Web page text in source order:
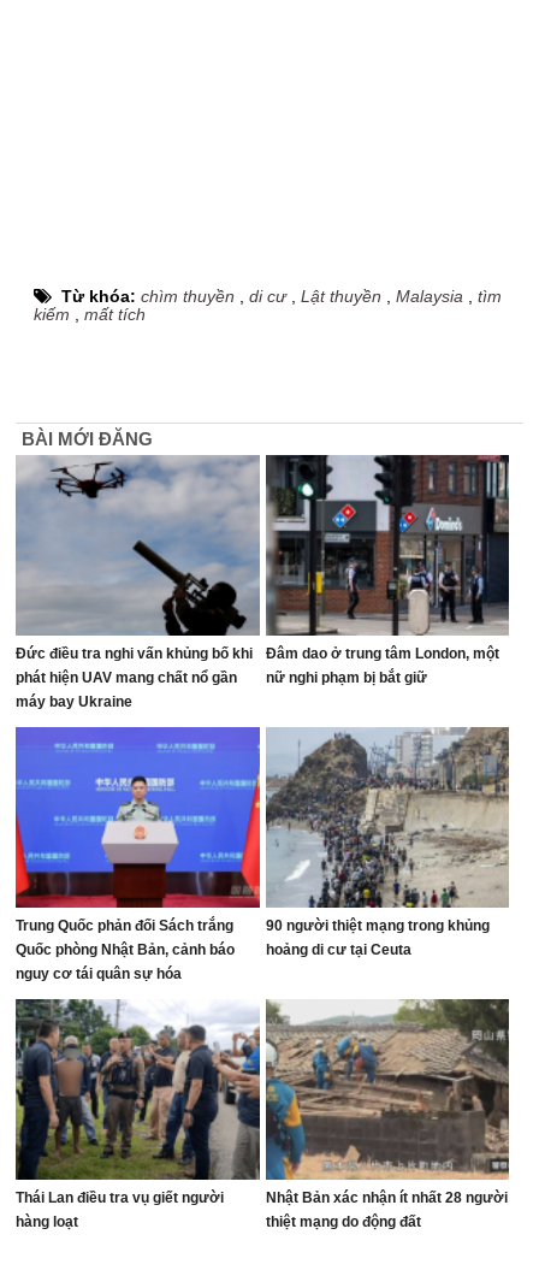
Từ khóa:chìm thuyền ,di cư,Lật thuyền ,Malaysia ,tìm
kiếm ,mất tích
BÀI MỚI ĐĂNG
Đức điều tra nghi vấn khủng bố khi
phát hiện UAV mang chất nổ gần
máy bay Ukraine
Đâm dao ở trung tâm London, một
nữ nghi phạm bị bắt giữ
Trung Quốc phản đối Sách trắng
Quốc phòng Nhật Bản, cảnh báo
nguy cơ tái quân sự hóa
90 người thiệt mạng trong khủng
hoảng di cư tại Ceuta
Thái Lan điều tra vụ giết người
hàng loạt
Nhật Bản xác nhận ít nhất 28 người
thiệt mạng do động đất